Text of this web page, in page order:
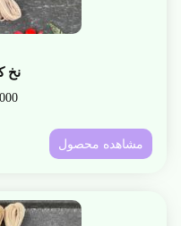
نخ
مشاهده محصول